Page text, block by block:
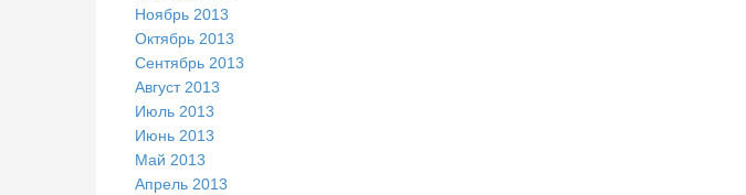
Ноябрь 2013
Октябрь 2013
Сентябрь 2013
Август 2013
Июль 2013
Июнь 2013
Май 2013
Апрель 2013